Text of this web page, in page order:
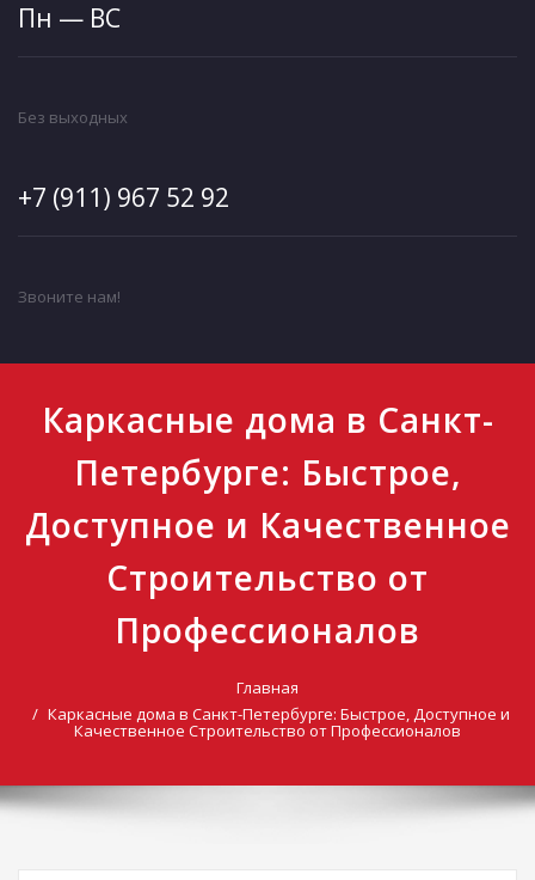
Пн — ВС
Без выходных
+7 (911) 967 52 92
Звоните нам!
Каркасные дома в Санкт-
Петербурге: Быстрое,
Доступное и Качественное
Строительство от
Профессионалов
Главная
Каркасные дома в Санкт-Петербурге: Быстрое, Доступное и
Качественное Строительство от Профессионалов